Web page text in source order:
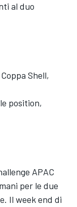
al duo
Shell,
position,
APAC
per le due
Il week end di